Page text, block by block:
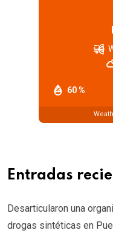
60 %
Entradas
Desarticularon una
drogas sintéticas en